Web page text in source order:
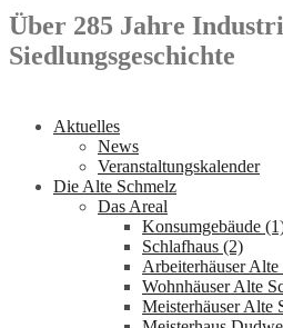
Über 285 Jahre
Siedlungsgeschichte
Aktuelles
News
Veranstaltungskalender
Die Alte Schmelz
Das Areal
Konsumgebäude
Schlafhaus (2)
Arbeiterhäuser
Wohnhäuser Alte
Meisterhäuser Alte